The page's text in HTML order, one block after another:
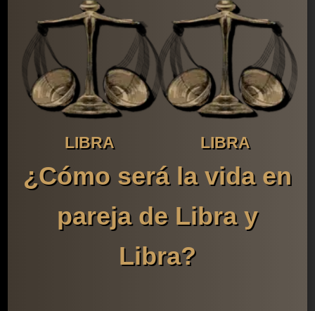
LIBRA LIBRA
¿Cómo será la vida en
pareja de Libra y
Libra?